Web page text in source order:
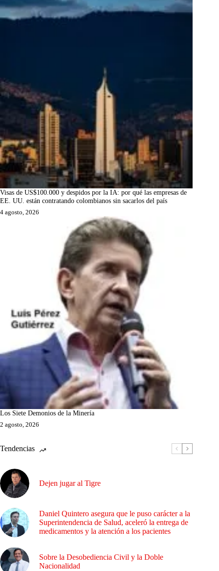
Visas de US$100.000 y despidos por la IA: por qué las empresas de
EE. UU. están contratando colombianos sin sacarlos del país
4 agosto, 2026
Los Siete Demonios de la Minería
2 agosto, 2026
Tendencias
Dejen jugar al Tigre
Daniel Quintero asegura que le puso carácter a la
Superintendencia de Salud, aceleró la entrega de
medicamentos y la atención a los pacientes
Sobre la Desobediencia Civil y la Doble
Nacionalidad